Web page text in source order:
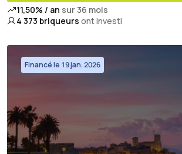
11,50% / an sur 36 mois
4 373 briqueurs ont investi
Financé le 19 jan. 2026